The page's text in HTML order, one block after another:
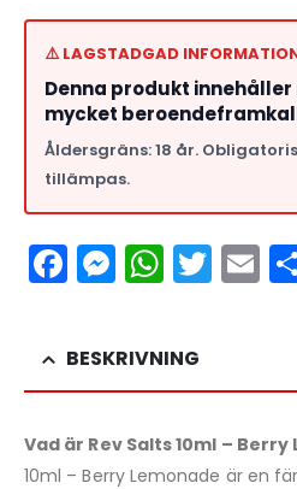
⚠️ LAGSTADGAD
Denna produkt
mycket
Åldersgräns: 18 år.
tillämpas.
Facebook
BESKRIVNING
Vad är Rev Salts 10ml –
10ml – Berry Lemonade är en